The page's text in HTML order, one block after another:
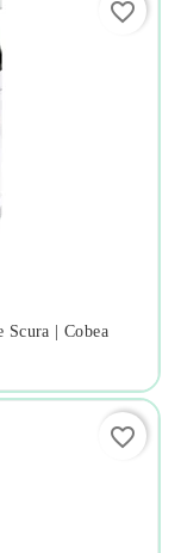
Scura | Cobea
favorite_border
favorite_border